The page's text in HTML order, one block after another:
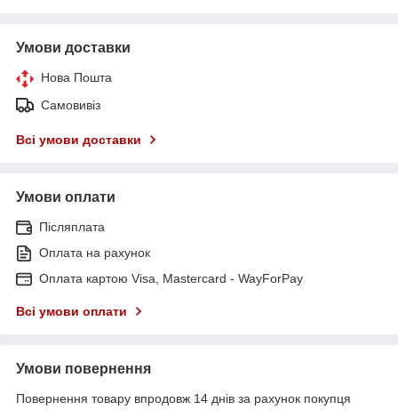
Умови доставки
Нова Пошта
Самовивіз
Всі умови доставки
Умови оплати
Післяплата
Оплата на рахунок
Оплата картою Visa, Mastercard - WayForPay
Всі умови оплати
Умови повернення
Повернення товару впродовж 14 днів за рахунок покупця